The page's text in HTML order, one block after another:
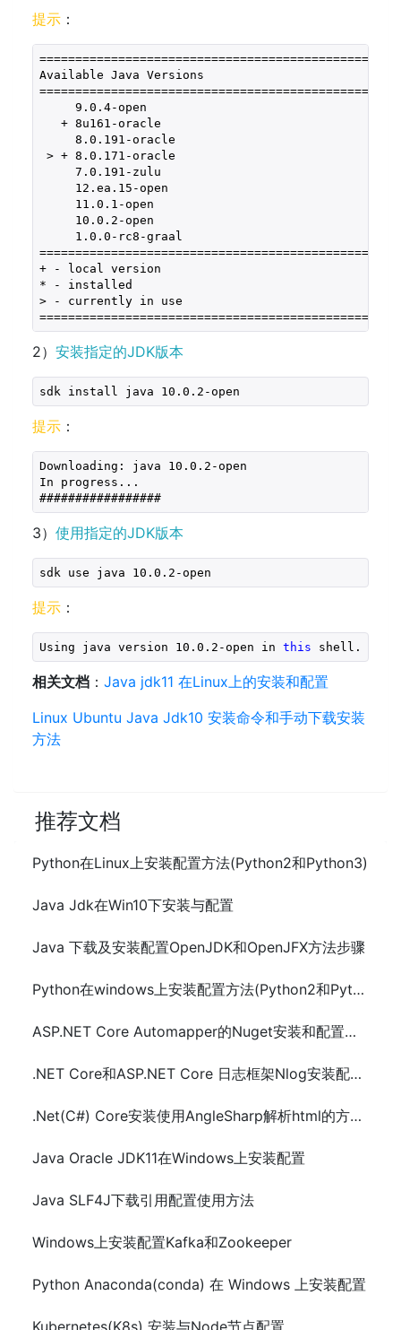
提示 ：
Available Java Versions
9.0 .4-
   +
8u161-
8.0 .191-
> + 8.0 .171-
7.0 .191-
12
11.0 .1-
10.0 .2-
1.0 .0-
+ - local version
* - installed
> - currently in use
2） 安装指定的JDK版本
sdk install java 10.0 .2-open
提示 ：
Downloading: java 10.0 .2-open
In progress...
#################
3） 使用指定的JDK版本
sdk use java 10.0 .2-open
提示 ：
Using java version 10.0 .2-open in this shell.
相关文档 ： Java jdk11 在Linux上的安装和配置
Linux Ubuntu Java Jdk10 安装命令和手动下载安装
方法
推荐文档
Python在Linux上安装配置方法(Python2和Python3)
Java Jdk在Win10下安装与配置
Java 下载及安装配置OpenJDK和OpenJFX方法步骤
Python在windows上安装配置方法(Python2和Python3)
ASP.NET Core Automapper的Nuget安装和配置以及demo示例代码
.NET Core和ASP.NET Core 日志框架Nlog安装配置及示例代码
.Net(C#) Core安装使用AngleSharp解析html的方法及示例代码
Java Oracle JDK11在Windows上安装配置
Java SLF4J下载引用配置使用方法
Windows上安装配置Kafka和Zookeeper
Python Anaconda(conda) 在 Windows 上安装配置
Kubernetes(K8s) 安装与Node节点配置